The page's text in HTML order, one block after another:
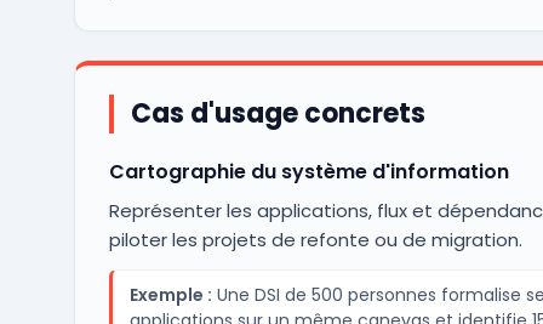
Cas d'usage concrets
Cartographie du système d'information
Représenter les applications, flux et
piloter les projets de refonte ou de migration.
Exemple : Une DSI de 500 personnes formalise